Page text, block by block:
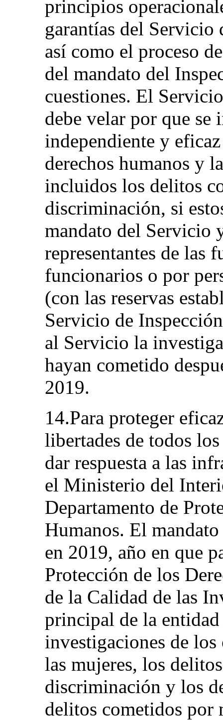
principios
garantías del Servicio
así como el proceso
del mandato del
cuestiones. El
debe velar por que se
independiente y
derechos humanos y
incluidos los delitos
discriminación, si
mandato del Servicio
representantes de las
funcionarios o por
(con las reservas
Servicio de
al Servicio la
hayan cometido
2019.
14.Para proteger
libertades de todos
dar respuesta a las
el Ministerio del
Departamento de
Humanos. El
en 2019, año en que
Protección de los
de la Calidad de las
principal de la
investigaciones de
las mujeres, los
discriminación y los
delitos cometidos por